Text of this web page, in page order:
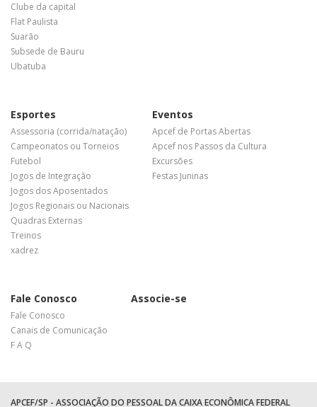
Clube da capital
Flat Paulista
Suarão
Subsede de Bauru
Ubatuba
Esportes
Assessoria (corrida/natação)
Campeonatos ou Torneios
Futebol
Jogos de Integração
Jogos dos Aposentados
Jogos Regionais ou Nacionais
Quadras Externas
Treinos
xadrez
Eventos
Apcef de Portas Abertas
Apcef nos Passos da Cultura
Excursões
Festas Juninas
Fale Conosco
Fale Conosco
Canais de Comunicação
F A Q
Associe-se
APCEF/SP - ASSOCIAÇÃO DO PESSOAL DA CAIXA ECONÔMICA FEDERAL